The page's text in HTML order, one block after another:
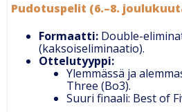
Pudotuspelit (6.–8.
Formaatti: Double-
(kaksoiseliminaatio).
Ottelutyyppi:
Ylemmässä ja
Three (Bo3).
Suuri finaali: Best of